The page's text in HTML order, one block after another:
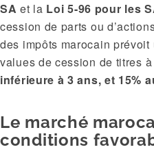
SA et la Loi 5-96 pour les
cession de parts ou
des impôts marocain
values de cession de titres à
inférieure à 3 ans, et 15%
Le marché
conditions